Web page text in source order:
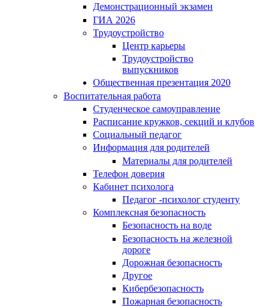
Демонстрационный экзамен
ГИА 2026
Трудоустройство
Центр карьеры
Трудоустройство
выпускников
Общественная презентация 2020
Воспитательная работа
Студенческое самоуправление
Расписание кружков, секций и клубов
Социальный педагог
Информация для родителей
Материалы для родителей
Телефон доверия
Кабинет психолога
Педагог -психолог студенту
Комплексная безопасность
Безопасность на воде
Безопасность на железной
дороге
Дорожная безопасность
Другое
Кибербезопасность
Пожарная безопасность